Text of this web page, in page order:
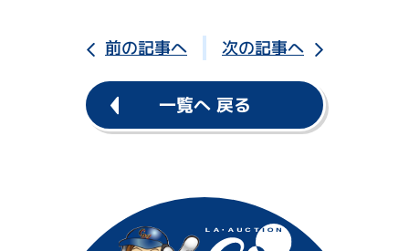
前の記事へ 次の記事へ
一覧へ 戻る